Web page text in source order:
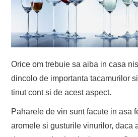
Orice om trebuie sa aiba in casa
dincolo de importanta tacamurilor
tinut cont si de acest aspect.
Paharele de vin sunt facute in asa
aromele si gusturile vinurilor, daca